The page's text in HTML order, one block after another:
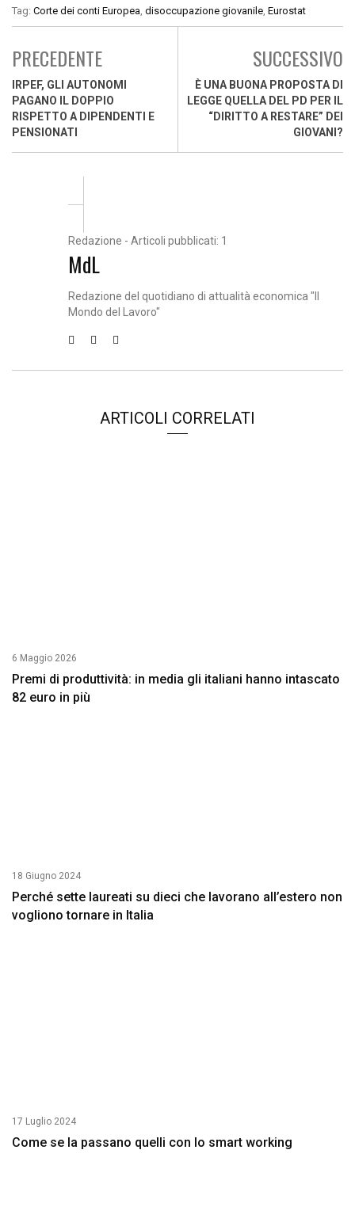
Tag: Corte dei conti Europea disoccupazione giovanile Eurostat
PRECEDENTE
IRPEF, GLI AUTONOMI
PAGANO IL DOPPIO
RISPETTO A DIPENDENTI E
PENSIONATI
SUCCESSIVO
È UNA BUONA PROPOSTA DI
LEGGE QUELLA DEL PD PER IL
“DIRITTO A RESTARE” DEI
GIOVANI?
Redazione - Articoli pubblicati: 1
MdL
Redazione del quotidiano di attualità economica "Il
Mondo del Lavoro"
ARTICOLI CORRELATI
6 Maggio 2026
Premi di produttività: in media gli italiani hanno intascato
82 euro in più
18 Giugno 2024
Perché sette laureati su dieci che lavorano all’estero non
vogliono tornare in Italia
17 Luglio 2024
Come se la passano quelli con lo smart working